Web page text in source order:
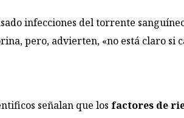
infecciones del torrente
pero, advierten, «no está claro si
señalan que los factores de